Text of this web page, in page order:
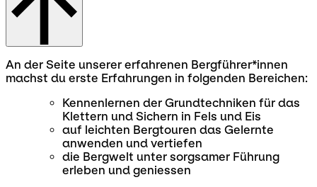
An der Seite unserer erfahrenen Bergführer*innen
machst du erste Erfahrungen in folgenden Bereichen:
Kennenlernen der Grundtechniken für das
Klettern und Sichern in Fels und Eis
auf leichten Bergtouren das Gelernte
anwenden und vertiefen
die Bergwelt unter sorgsamer Führung
erleben und geniessen